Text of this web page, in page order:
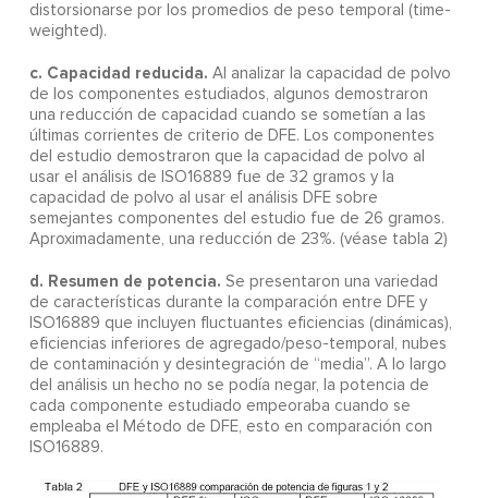
distorsionarse por los promedios de peso temporal (time-
weighted).
c. Capacidad reducida. Al analizar la capacidad de polvo
de los componentes estudiados, algunos demostraron
una reducción de capacidad cuando se sometían a las
últimas corrientes de criterio de DFE. Los componentes
del estudio demostraron que la capacidad de polvo al
usar el análisis de ISO16889 fue de 32 gramos y la
capacidad de polvo al usar el análisis DFE sobre
semejantes componentes del estudio fue de 26 gramos.
Aproximadamente, una reducción de 23%. (véase tabla 2)
d. Resumen de potencia. Se presentaron una variedad
de características durante la comparación entre DFE y
ISO16889 que incluyen fluctuantes eficiencias (dinámicas),
eficiencias inferiores de agregado/peso-temporal, nubes
de contaminación y desintegración de “media”. A lo largo
del análisis un hecho no se podía negar, la potencia de
cada componente estudiado empeoraba cuando se
empleaba el Método de DFE, esto en comparación con
ISO16889.